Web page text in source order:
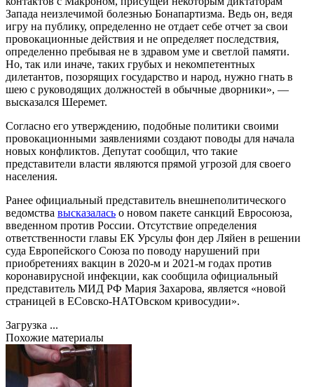
Запада неизлечимой болезнью Бонапартизма. Ведь он, ведя
игру на публику, определенно не отдает себе отчет за свои
провокационные действия и не определяет последствия,
определенно пребывая не в здравом уме и светлой памяти.
Но, так или иначе, таких грубых и некомпетентных
дилетантов, позорящих государство и народ, нужно гнать в
шею с руководящих должностей в обычные дворники», —
высказался Шеремет.
Согласно его утверждению, подобные политики своими
провокационными заявлениями создают поводы для начала
новых конфликтов. Депутат сообщил, что такие
представители власти являются прямой угрозой для своего
населения.
Ранее официальный представитель внешнеполитического
ведомства высказалась о новом пакете санкций Евросоюза,
введенном против России. Отсутствие определения
ответственности главы ЕК Урсулы фон дер Ляйен в решении
суда Европейского Союза по поводу нарушений при
приобретениях вакцин в 2020-м и 2021-м годах против
коронавирусной инфекции, как сообщила официальный
представитель МИД РФ Мария Захарова, является «новой
страницей в ЕСовско-НАТОвском кривосудии».
Загрузка ...
Похожие материалы